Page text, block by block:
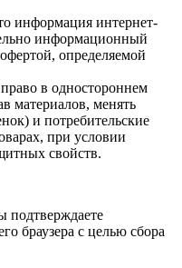
информация интернет-
информационный
определяемой
в одностороннем
материалов, менять
и потребительские
при условии
свойств.
подтверждаете
браузера с целью сбора